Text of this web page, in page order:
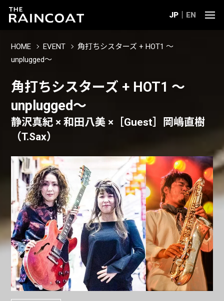
JP EN
HOME EVENT
角打ちシスターズ + HOT1 〜
unplugged〜
角打ちシスターズ + HOT1 〜
unplugged〜
静沢真紀 × 和田八美 ×［Guest］岡嶋直樹
（T.Sax）